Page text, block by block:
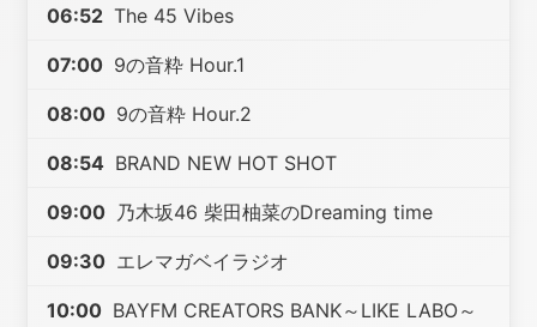
06:52 The 45 Vibes
07:00 9の音粋 Hour.1
08:00 9の音粋 Hour.2
08:54 BRAND NEW HOT SHOT
09:00 乃木坂46 柴田柚菜のDreaming time
09:30 エレマガベイラジオ
10:00 BAYFM CREATORS BANK～LIKE LABO～